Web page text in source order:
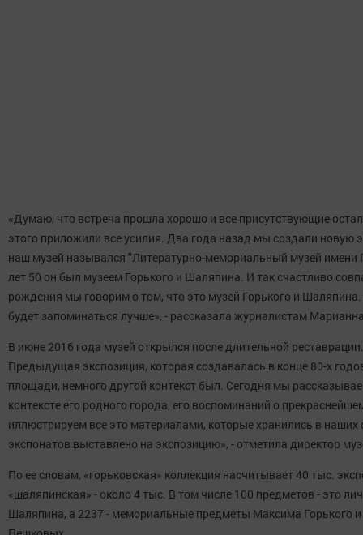
«Думаю, что встреча прошла хорошо и все присутствующие
этого приложили все усилия. Два года назад мы создали новую
наш музей назывался "Литературно-мемориальный музей имени
лет 50 он был музеем Горького и Шаляпина. И так счастливо
рождения мы говорим о том, что это музей Горького и
будет запоминаться лучше», - рассказала журналистам
В июне 2016 года музей открылся после длительной
Предыдущая экспозиция, которая создавалась в конце 80-х
площади, немного другой контекст был. Сегодня мы
контексте его родного города, его воспоминаний о
иллюстрируем все это материалами, которые хранились в
экспонатов выставлено на экспозицию», - отметила директор
По ее словам, «горьковская» коллекция насчитывает 40 тыс.
«шаляпинская» - около 4 тыс. В том числе 100 предметов - это
Шаляпина, а 2237 - мемориальные предметы Максима Горького